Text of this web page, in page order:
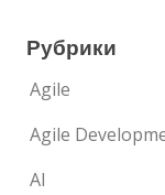
Рубрики
Agile
Agile
AI